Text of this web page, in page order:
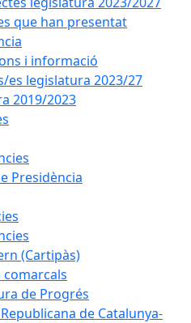
que han presentat
i informació
es legislatura 2023/27
2019/2023
Presidència
(Cartipàs)
de Progrés
de Catalunya-